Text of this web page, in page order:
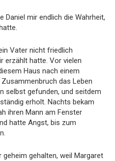
Daniel mir endlich die Wahrheit,
Vater nicht friedlich
erzählt hatte. Vor vielen
Haus nach einem
das Leben
selbst gefunden, und seitdem
erholt. Nachts bekam
ihren Mann am Fenster
hatte Angst, bis zum
gehalten, weil Margaret